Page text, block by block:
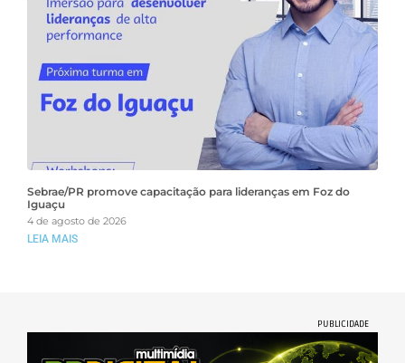
Sebrae/PR promove capacitação para lideranças em Foz do
Iguaçu
4 de agosto de 2026
LEIA MAIS
PUBLICIDADE